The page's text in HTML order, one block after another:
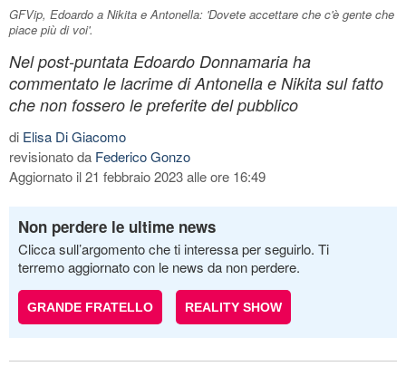
GFVip, Edoardo a Nikita e Antonella: 'Dovete accettare che c'è gente che
piace più di voi'.
Nel post-puntata Edoardo Donnamaria ha
commentato le lacrime di Antonella e Nikita sul fatto
che non fossero le preferite del pubblico
di Elisa Di Giacomo
revisionato da Federico Gonzo
Aggiornato il 21 febbraio 2023 alle ore 16:49
Non perdere le ultime news
Clicca sull’argomento che ti interessa per seguirlo. Ti
terremo aggiornato con le news da non perdere.
GRANDE FRATELLO REALITY SHOW